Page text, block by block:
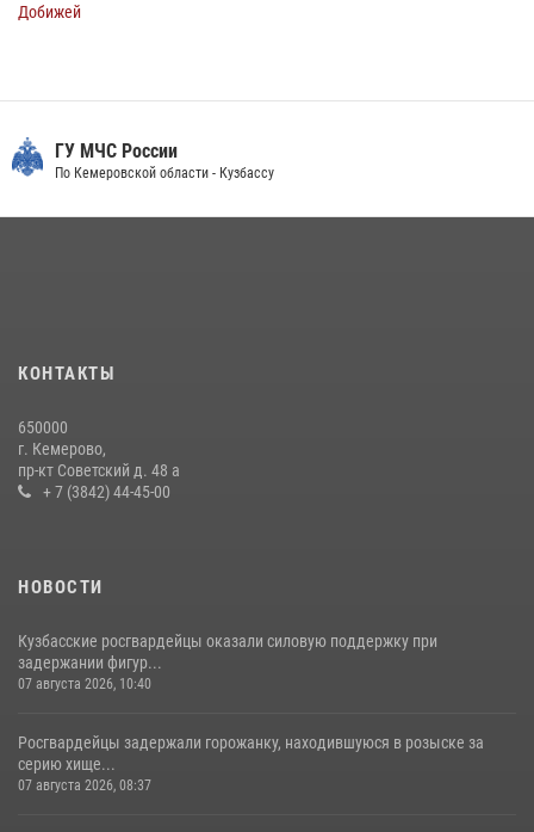
Добижей
14 июля 2026, 08:52
20 июля 2026, 08:52
гипермаркета товары на 13 тысяч рублей (ВИДЕО)
16 июля 2026, 06:43
ГУ МЧС России
По Кемеровской области - Кузбассу
КОНТАКТЫ
650000
г. Кемерово,
пр-кт Советский д. 48 а
+ 7 (3842) 44-45-00
НОВОСТИ
Кузбасские росгвардейцы оказали силовую поддержку при
задержании фигур...
07 августа 2026, 10:40
Росгвардейцы задержали горожанку, находившуюся в розыске за
серию хище...
07 августа 2026, 08:37